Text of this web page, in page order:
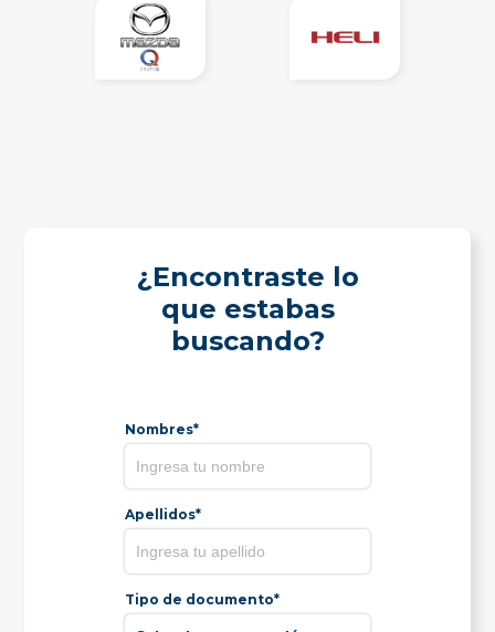
¿Encontraste lo
que estabas
buscando?
Nombres*
Apellidos*
Tipo de documento*